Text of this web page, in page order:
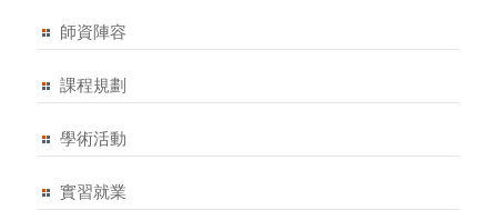
師資陣容
課程規劃
學術活動
實習就業